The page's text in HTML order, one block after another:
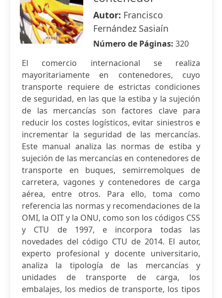
Autor: Francisco
Fernández Sasiaín
Número de Páginas: 320
El comercio internacional se realiza
mayoritariamente en contenedores, cuyo
transporte requiere de estrictas condiciones
de seguridad, en las que la estiba y la sujeción
de las mercancías son factores clave para
reducir los costes logísticos, evitar siniestros e
incrementar la seguridad de las mercancías.
Este manual analiza las normas de estiba y
sujeción de las mercancías en contenedores de
transporte en buques, semirremolques de
carretera, vagones y contenedores de carga
aérea, entre otros. Para ello, toma como
referencia las normas y recomendaciones de la
OMI, la OIT y la ONU, como son los códigos CSS
y CTU de 1997, e incorpora todas las
novedades del código CTU de 2014. El autor,
experto profesional y docente universitario,
analiza la tipología de las mercancías y
unidades de transporte de carga, los
embalajes, los medios de transporte, los tipos